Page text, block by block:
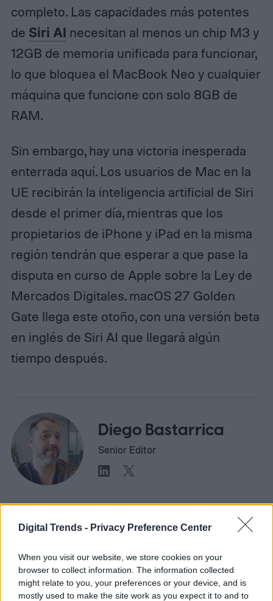
Digital Trends - Privacy Preference Center
When you visit our website, we store cookies on your
browser to collect information. The information collected
might relate to you, your preferences or your device, and is
mostly used to make the site work as you expect it to and to
completo. Las capacidades más potentes
de Siri AI necesitan al menos un chip M3 y
12GB de memoria unificada para funcionar,
lo que bloquea el MacBook Neo y cualquier
máquina que funcione con solo 8GB de
RAM.
Sin embargo, hay una victoria inesperada
enterrada aquí. Los usuarios de Mac en la
UE recibirán la inteligencia artificial de Siri
desde el primer día, mientras que los
propietarios de iPhone y iPad en la misma
región tendrán que esperar a que pase la
disputa en curso de Apple sobre la Ley de
Mercados Digitales. macOS 27 Golden
Gate llega este otoño, con una versión beta
en inglés de Siri AI que llegará algún
tiempo después.
Diego Bastarrica
Senior Editor
Diego Bastarrica es Senior Editor y Head of
Content en Digital Trends en Español,